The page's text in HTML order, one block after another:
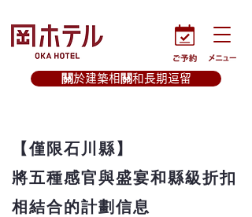
關於建築相關和長期逗留
【僅限石川縣】
將五種感官與盛宴和縣級折扣
相結合的計劃信息